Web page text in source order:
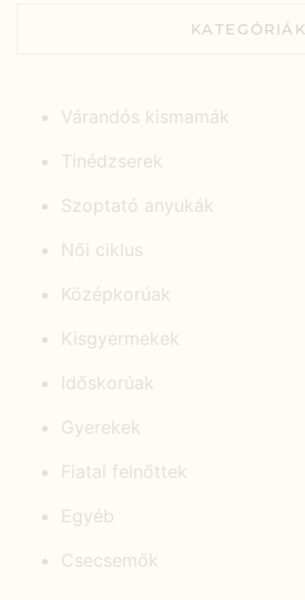
KATEGÓRIÁK
Várandós kismamák
Tinédzserek
Szoptató anyukák
Női ciklus
Középkorúak
Kisgyermekek
Időskorúak
Gyerekek
Fiatal felnőttek
Egyéb
Csecsemők